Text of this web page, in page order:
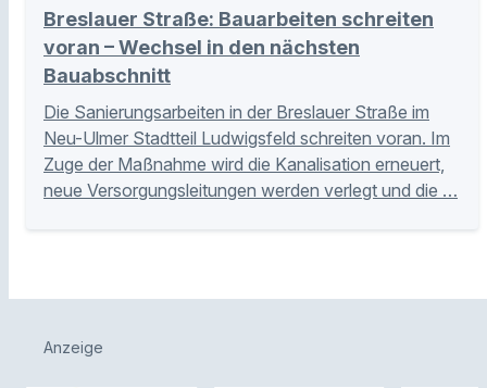
Breslauer Straße: Bauarbeiten schreiten
voran – Wechsel in den nächsten
Bauabschnitt
Die Sanierungsarbeiten in der Breslauer Straße im
Neu-Ulmer Stadtteil Ludwigsfeld schreiten voran. Im
Zuge der Maßnahme wird die Kanalisation erneuert,
neue Versorgungsleitungen werden verlegt und die …
Anzeige